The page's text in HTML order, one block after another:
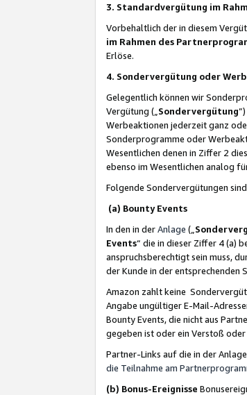
3. Standardvergütung im
Vorbehaltlich der in diesem
im Rahmen des
Erlöse.
4. Sondervergütung oder
Gelegentlich können wir
Vergütung („ Sondervergütung
Werbeaktionen jederzeit ganz
Sonderprogramme oder
Wesentlichen denen in Ziffer 2
ebenso im Wesentlichen analog
Folgende Sondervergütungen
(a) Bounty Events
In den in derAnlage („
Events“ die in dieser Ziffer 4 (a)
anspruchsberechtigt sein muss,
der Kunde in der entsprechenden
Amazon zahlt keine
Angabe ungültiger E-Mail-
Bounty Events, die nicht aus
gegeben ist oder ein Verstoß
Partner-Links auf die in der
die Teilnahme am
(b) Bonus-Ereignisse